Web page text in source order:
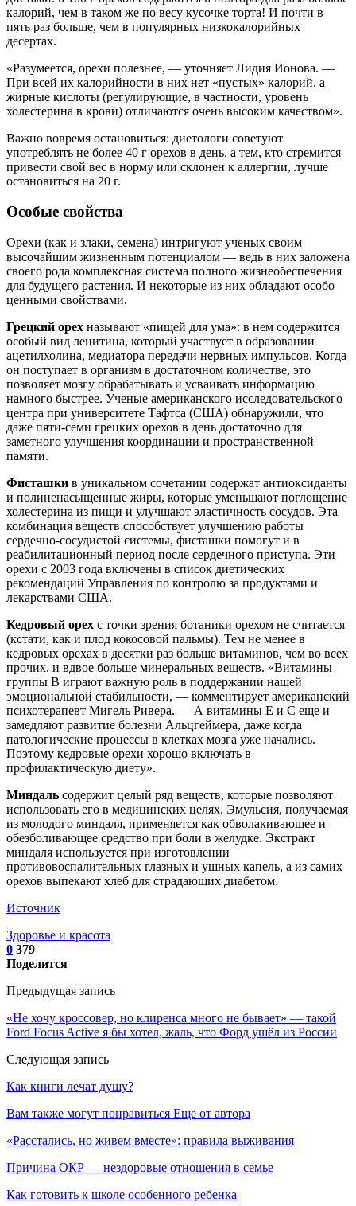
калорий, чем в таком же по весу кусочке торта! И почти в
пять раз больше, чем в популярных низкокалорийных
десертах.
«Разумеется, орехи полезнее, — уточняет Лидия Ионова. —
При всей их калорийности в них нет «пустых» калорий, а
жирные кислоты (регулирующие, в частности, уровень
холестерина в крови) отличаются очень высоким качеством».
Важно вовремя остановиться: диетологи советуют
употреблять не более 40 г орехов в день, а тем, кто стремится
привести свой вес в норму или склонен к аллергии, лучше
остановиться на 20 г.
Особые свойства
Орехи (как и злаки, семена) интригуют ученых своим
высочайшим жизненным потенциалом — ведь в них заложена
своего рода комплексная система полного жизнеобеспечения
для будущего растения. И некоторые из них обладают особо
ценными свойствами.
Грецкий орех называют «пищей для ума»: в нем содержится
особый вид лецитина, который участвует в образовании
ацетилхолина, медиатора передачи нервных импульсов. Когда
он поступает в организм в достаточном количестве, это
позволяет мозгу обрабатывать и усваивать информацию
намного быстрее. Ученые американского исследовательского
центра при университете Тафтса (США) обнаружили, что
даже пяти-семи грецких орехов в день достаточно для
заметного улучшения координации и пространственной
памяти.
Фисташки в уникальном сочетании содержат антиоксиданты
и полиненасыщенные жиры, которые уменьшают поглощение
холестерина из пищи и улучшают эластичность сосудов. Эта
комбинация веществ способствует улучшению работы
сердечно-сосудистой системы, фисташки помогут и в
реабилитационный период после сердечного приступа. Эти
орехи с 2003 года включены в список диетических
рекомендаций Управления по контролю за продуктами и
лекарствами США.
Кедровый орех с точки зрения ботаники орехом не считается
(кстати, как и плод кокосовой пальмы). Тем не менее в
кедровых орехах в десятки раз больше витаминов, чем во всех
прочих, и вдвое больше минеральных веществ. «Витамины
группы В играют важную роль в поддержании нашей
эмоциональной стабильности, — комментирует американский
психотерапевт Мигель Ривера. — А витамины Е и С еще и
замедляют развитие болезни Альцгеймера, даже когда
патологические процессы в клетках мозга уже начались.
Поэтому кедровые орехи хорошо включать в
профилактическую диету».
Миндаль содержит целый ряд веществ, которые позволяют
использовать его в медицинских целях. Эмульсия, получаемая
из молодого миндаля, применяется как обволакивающее и
обезболивающее средство при боли в желудке. Экстракт
миндаля используется при изготовлении
противовоспалительных глазных и ушных капель, а из самих
орехов выпекают хлеб для страдающих диабетом.
Источник
Здоровье и красота
0 379
Поделится
Предыдущая запись
«Не хочу кроссовер, но клиренса много не бывает» — такой
Ford Focus Active я бы хотел, жаль, что Форд ушёл из России
Следующая запись
Как книги лечат душу?
Вам также могут понравиться Еще от автора
«Расстались, но живем вместе»: правила выживания
Причина ОКР — нездоровые отношения в семье
Как готовить к школе особенного ребенка